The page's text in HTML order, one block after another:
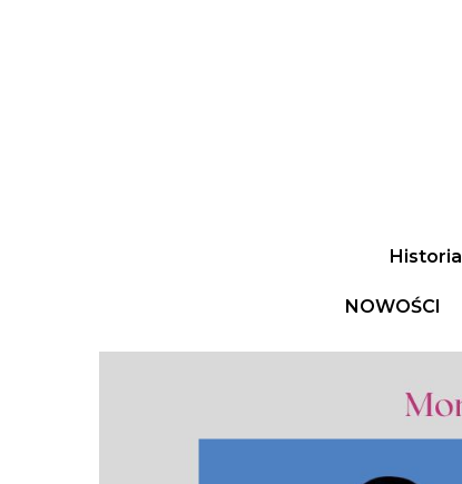
Historia
NOWOŚCI